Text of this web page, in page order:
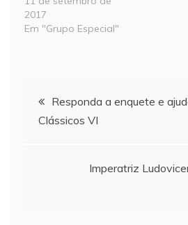
2017
Em "Grupo Especial"
Navegação
de
Responda a enquete e
Clássicos VI
Imperatriz